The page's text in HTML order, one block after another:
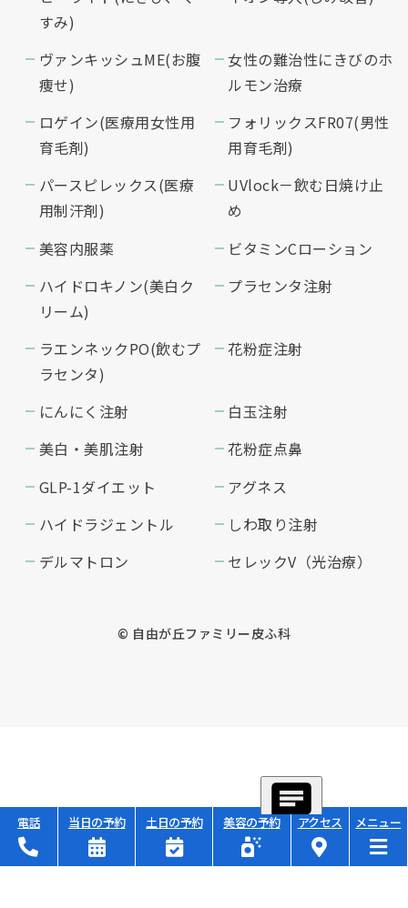
すみ)
ヴァンキッシュME(お腹
痩せ)
女性の難治性にきびのホ
ルモン治療
ロゲイン(医療用女性用
育毛剤)
フォリックスFR07(男性
用育毛剤)
パースピレックス(医療
用制汗剤)
UVlock－飲む日焼け止
め
美容内服薬
ビタミンCローション
ハイドロキノン(美白ク
リーム)
プラセンタ注射
ラエンネックPO(飲むプ
ラセンタ)
花粉症注射
にんにく注射
白玉注射
美白・美肌注射
花粉症点鼻
GLP-1ダイエット
アグネス
ハイドラジェントル
しわ取り注射
デルマトロン
セレックV（光治療）
© 自由が丘ファミリー皮ふ科
電話 当日の予約 土日の予約 美容の予約 アクセス メニュー